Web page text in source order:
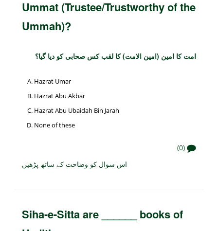
Ummat (Trustee/Trustworthy of the
Ummah)?
امت کا امین (امین الامت) کا لقب کس صحابی کو دیا گیا؟
Hazrat Umar
Hazrat Abu Akbar
Hazrat Abu Ubaidah Bin Jarah
None of these
(0)
اس سوال کو وضاحت کے ساتھ پڑھیں
Siha-e-Sitta are ______ books of